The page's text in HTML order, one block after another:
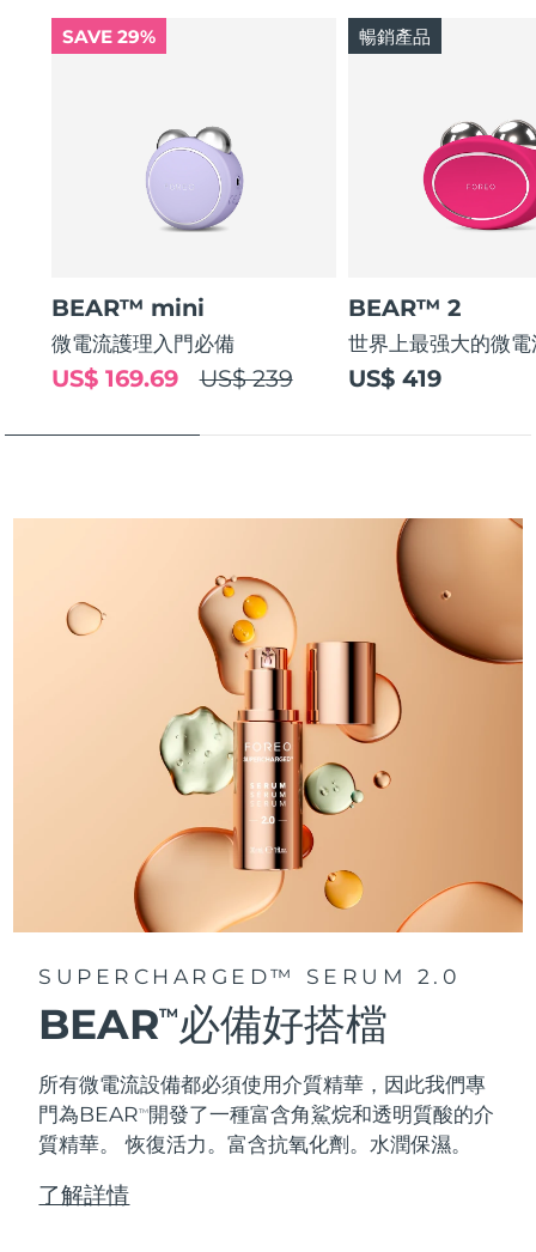
SAVE 29%
BEAR™ mini
微電流護理入門必備
US$ 239
US$ 169.69
BEAR™ 2
世界上最强大的微
US$ 419
暢銷產品
SUPERCHARGED™ SERUM 2.0
BEARTM 必備好搭檔
所有微電流設備都必須使用介質精華，因此我們專
門為BEARTM開發了一種富含角鯊烷和透明質酸的介
質精華。
恢復活力。富含抗氧化劑。水潤保濕。
了解詳情
斯洛伐克 預計送達日期
8/20/26
預計送達日期8/14/26
瑞典 預計送達日期 8/12/26
瑞士
預計送達日期
預計送達日期 8/13/26
預計送達日期8/12/26
預計送達日期
預計送達日期